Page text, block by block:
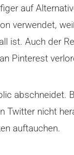
auf
verwendet,
ist. Auch der
Pinterest
nicht
auftauchen.